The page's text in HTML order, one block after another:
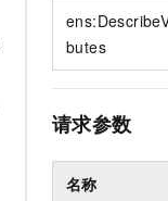
butes
请求参数
名称
10 分钟在聊天系统中